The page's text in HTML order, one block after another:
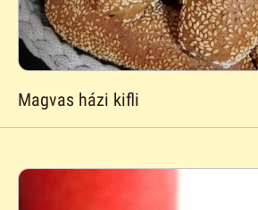
Magvas házi kifli